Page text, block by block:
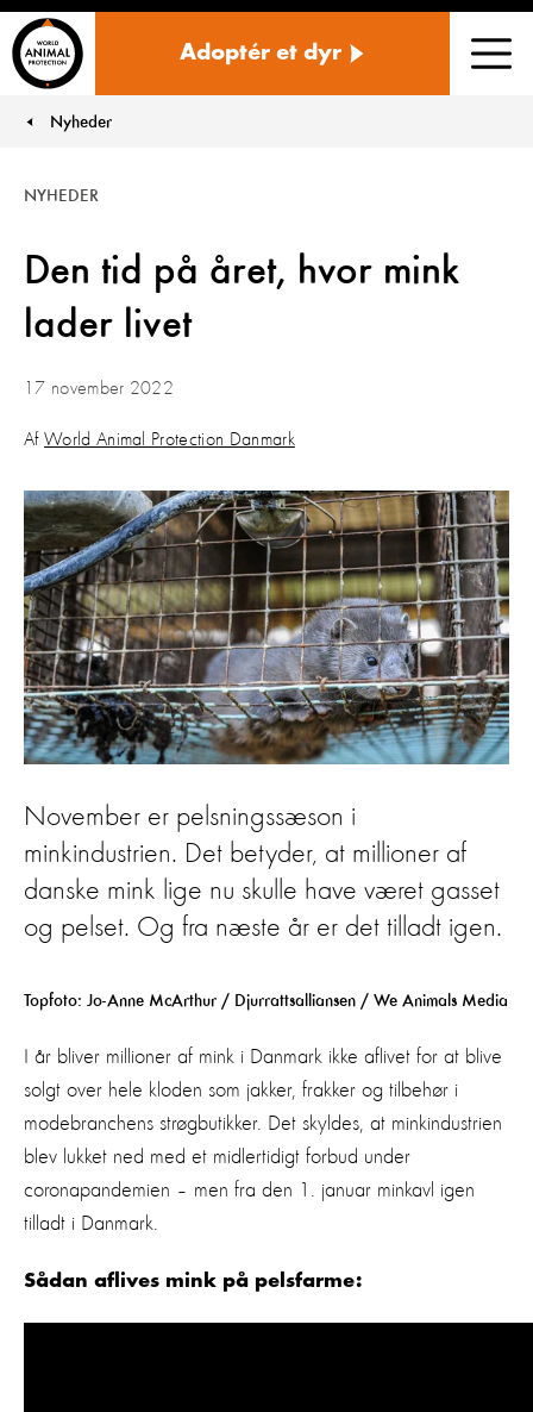
Adoptér et dyr
You are here:
Nyheder
Den tid på året, hvor mink
lader livet
NYHEDER
17 november 2022
Af World Animal Protection Danmark
November er pelsningssæson i
minkindustrien. Det betyder, at millioner af
danske mink lige nu skulle have været gasset
og pelset. Og fra næste år er det tilladt igen.
Topfoto: Jo-Anne McArthur / Djurrattsalliansen / We Animals Media
I år bliver millioner af mink i Danmark ikke aflivet for at blive
solgt over hele kloden som jakker, frakker og tilbehør i
modebranchens strøgbutikker. Det skyldes, at minkindustrien
blev lukket ned med et midlertidigt forbud under
coronapandemien – men fra den 1. januar minkavl igen
tilladt i Danmark.
Sådan aflives mink på pelsfarme: